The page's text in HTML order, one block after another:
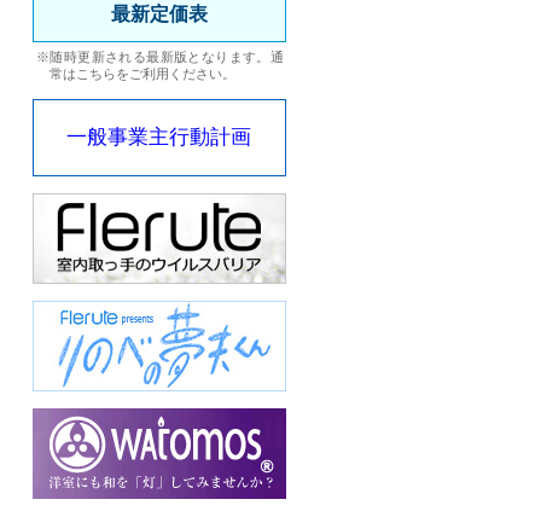
最新定価表
※随時更新される最新版となります。通
常はこちらをご利用ください。
一般事業主行動計画